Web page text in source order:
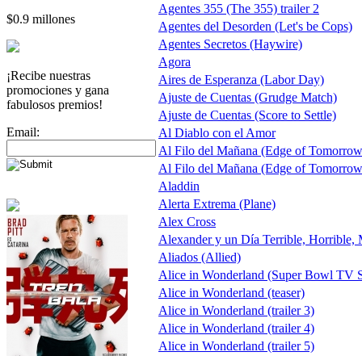
$0.9 millones
¡Recibe nuestras
promociones y gana
fabulosos premios!
Email:
Agentes 355 (The 355) trailer 2
Agentes del Desorden (Let's be Cops)
Agentes Secretos (Haywire)
Agora
Aires de Esperanza (Labor Day)
Ajuste de Cuentas (Grudge Match)
Ajuste de Cuentas (Score to Settle)
Al Diablo con el Amor
Al Filo del Mañana (Edge of
Al Filo del Mañana (Edge of
Aladdin
Alerta Extrema (Plane)
Alex Cross
Alexander y un Día Terrible, Horrible,
Aliados (Allied)
Alice in Wonderland (Super Bowl TV
Alice in Wonderland (teaser)
Alice in Wonderland (trailer 3)
Alice in Wonderland (trailer 4)
Alice in Wonderland (trailer 5)